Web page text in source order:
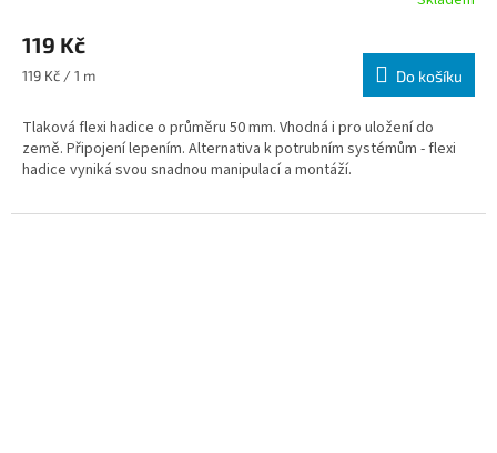
119 Kč
Měrná cena:
119 Kč / 1 m Do košíku
Tlaková flexi hadice o průměru 50 mm. Vhodná i pro uložení do
země. Připojení lepením. Alternativa k potrubním systémům - flexi
hadice vyniká svou snadnou manipulací a montáží.